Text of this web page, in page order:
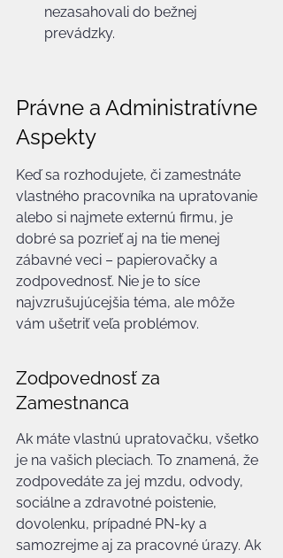
nezasahovali do bežnej
prevádzky.
Právne a Administratívne
Aspekty
Keď sa rozhodujete, či zamestnáte
vlastného pracovníka na upratovanie
alebo si najmete externú firmu, je
dobré sa pozrieť aj na tie menej
zábavné veci – papierovačky a
zodpovednosť. Nie je to síce
najvzrušujúcejšia téma, ale môže
vám ušetriť veľa problémov.
Zodpovednosť za
Zamestnanca
Ak máte vlastnú upratovačku, všetko
je na vašich pleciach. To znamená, že
zodpovedáte za jej mzdu, odvody,
sociálne a zdravotné poistenie,
dovolenku, prípadné PN-ky a
samozrejme aj za pracovné úrazy. Ak